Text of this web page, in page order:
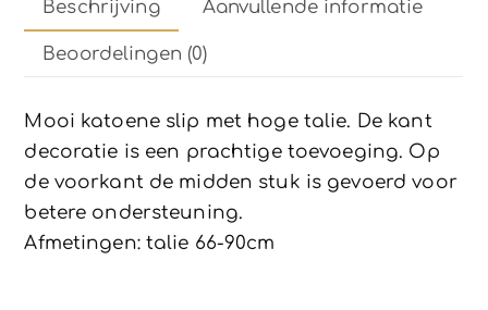
Beschrijving Aanvullende informatie
Beoordelingen (0)
Mooi katoene slip met hoge talie. De kant
decoratie is een prachtige toevoeging. Op
de voorkant de midden stuk is gevoerd voor
betere ondersteuning.
Afmetingen: talie 66-90cm